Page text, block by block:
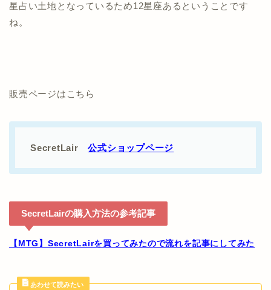
星占い土地となっているため12星座あるということです
ね。
販売ページはこちら
SecretLair公式ショップページ
SecretLairの購入方法の参考記事
【MTG】SecretLairを買ってみたので流れを記事にしてみた